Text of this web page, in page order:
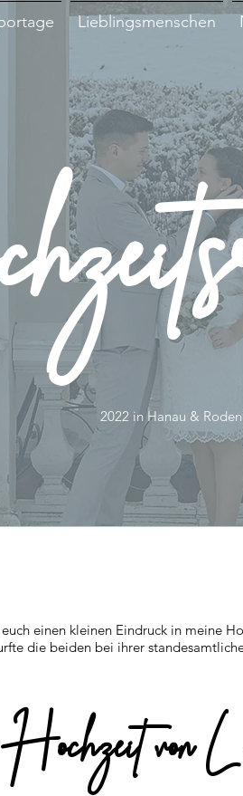
Lieblingsmenschen
2022 in Hanau &
einen kleinen Eindruck in meine
die beiden bei ihrer
Hochzeit